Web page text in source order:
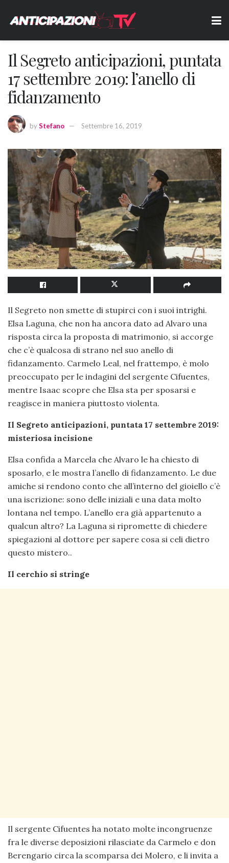
Il Segreto anticipazioni, puntata
17 settembre 2019: l’anello di
fidanzamento
byStefano Settembre 16, 2019
Il Segreto non smette di stupirci con i suoi intrighi.
Elsa Laguna, che non ha ancora dato ad Alvaro una
risposta circa la proposta di matrimonio, si accorge
che c’è qualcosa di strano nel suo anello di
fidanzamento. Carmelo Leal, nel frattempo, è molo
preoccupato per le indagini del sergente Cifuentes,
mentre Isaac scopre che Elsa sta per sposarsi e
reagisce in maniera piuttosto violenta.
Il Segreto anticipazioni, puntata 17 settembre 2019:
misteriosa incisione
Elsa confida a Marcela che Alvaro le ha chiesto di
sposarlo, e le mostra l’anello di fidanzamento. Le due
amiche si rendono conto che all’interno del gioiello c’è
una iscrizione: sono delle iniziali e una data molto
lontana nel tempo. L’anello era già appartenuto a
qualcun altro? La Laguna si ripromette di chiedere
spiegazioni al dottore per sapere cosa si celi dietro
questo mistero..
Il cerchio si stringe
Il sergente Cifuentes ha notato molte incongruenze
fra le diverse deposizioni rilasciate da Carmelo e don
Berengario circa la scomparsa dei Molero, e li invita a